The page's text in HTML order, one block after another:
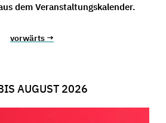
dem Veranstaltungskalender.
vorwärts →
AUGUST 2026